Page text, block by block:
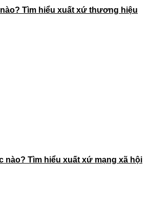
Tìm hiểu xuất xứ thương hiệu
nào? Tìm hiểu xuất xứ mạng xã hội